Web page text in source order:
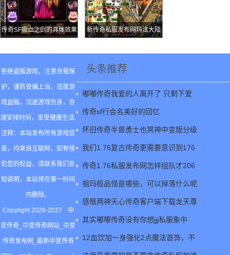
传奇SF吸血之剑的具体效果 新传奇私服发布网玛法大陆
头条推荐
嘟嘟传奇我爱的人离开了 只剩下爱
传奇sf行会名美好的回忆
怀旧传奇半兽勇士也冥神中变版分级
我们1.76复古传奇更需要意识到176
传奇1.76私服发布网怎样组队才206
祖玛极品怪是哪些，可以掉落什么呢
感慨两神天心传奇客户端下载龙天尊
其实嘟嘟传奇没有你想jjj私服象中
12血饮加一身强化2点魔法首饰，不
拒绝盗版游戏，注意自我保
护，谨防受骗上当，适度游
戏益脑，沉迷游戏伤身，合
理安排时间，享受健康生活.
注释：本站发布所有游戏信
息，均来自互联网，如有侵
犯您的权益，请联系我们告
知说明，本站将在第一时间
内删除。
Copyright 2026-2027 中
变传奇_中变传奇网站_中变
传奇发布网_最新中变传奇